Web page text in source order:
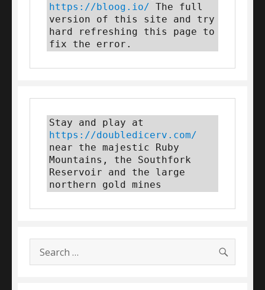
https://bloog.io/ The full
version of this site and try
hard refreshing this page to
fix the error.
https://doubledicerv.com/
near the majestic Ruby
Mountains, the Southfork
Reservoir and the large
northern gold mines
Search
for: